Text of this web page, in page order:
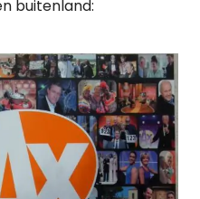
buitenland: